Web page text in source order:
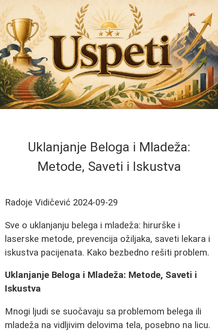
Uklanjanje Beloga i Mladeža:
Metode, Saveti i Iskustva
Radoje Vidičević 2024-09-29
Sve o uklanjanju belega i mladeža: hirurške i
laserske metode, prevencija ožiljaka, saveti lekara i
iskustva pacijenata. Kako bezbedno rešiti problem.
Uklanjanje Beloga i Mladeža: Metode, Saveti i
Iskustva
Mnogi ljudi se suočavaju sa problemom belega ili
mladeža na vidljivim delovima tela, posebno na licu.